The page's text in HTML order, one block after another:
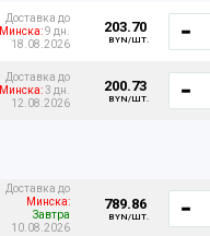
Доставка до
Минска:9 дн.
18.08.2026
203.70
BYN/ШТ.
Доставка до
Минска:3 дн.
12.08.2026
200.73
BYN/ШТ.
Доставка до
Минска:
Завтра
10.08.2026
789.86
BYN/ШТ.